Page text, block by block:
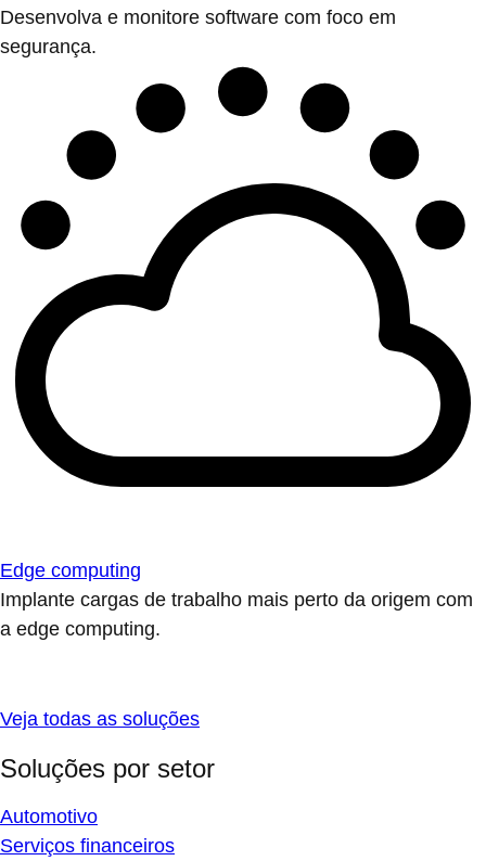
Desenvolva e monitore software com foco em
segurança.
Edge computing
Implante cargas de trabalho mais perto da origem com
a edge computing.
Veja todas as soluções
Soluções por setor
Automotivo
Serviços financeiros